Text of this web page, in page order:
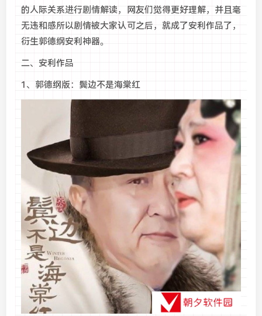
的人际关系进行剧情解读，网友们觉得更好理解，并且毫
无违和感所以剧情被大家认可之后，就成了安利作品了，
衍生郭德纲安利神器。
二、安利作品
1、郭德纲版：鬓边不是海棠红